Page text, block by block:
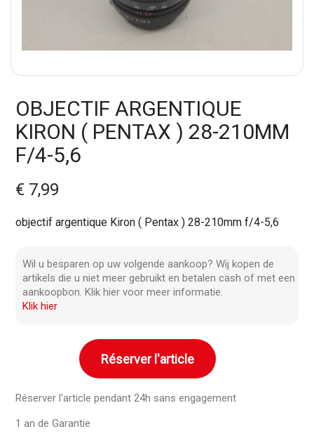
OBJECTIF ARGENTIQUE
KIRON ( PENTAX ) 28-210MM
F/4-5,6
€ 7,99
objectif argentique Kiron ( Pentax ) 28-210mm f/4-5,6
Wil u besparen op uw volgende aankoop? Wij kopen de
artikels die u niet meer gebruikt en betalen cash of met een
aankoopbon. Klik hier voor meer informatie.
Klik hier
Réserver l'article
Réserver l'article pendant 24h sans engagement
1 an de Garantie